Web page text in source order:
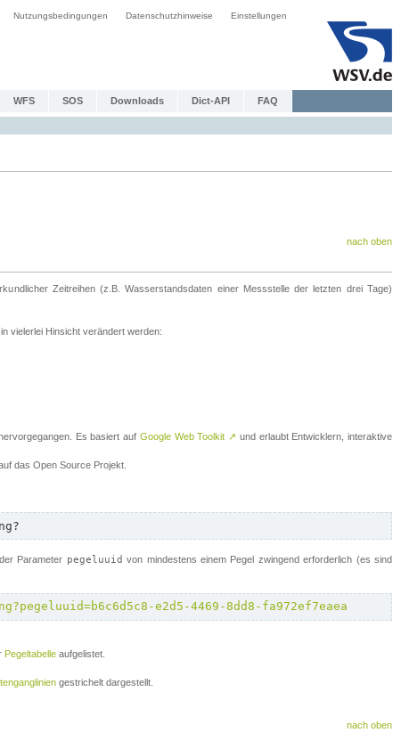
Nutzungsbedingungen Datenschutzhinweise Einstellungen
WFS SOS Downloads Dict-API FAQ
nach oben
Zeitreihen (z.B. Wasserstandsdaten einer Messstelle der letzten drei Tage)
vielerlei Hinsicht verändert werden:
Es basiert auf Google Web Toolkit ↗ und erlaubt Entwicklern, interaktive
das Open Source Projekt.
Parameter pegeluuid von mindestens einem Pegel zwingend erforderlich (es sind
e2d5-4469-8dd8-fa972ef7eaea
Pegeltabelle aufgelistet.
gestrichelt dargestellt.
nach oben